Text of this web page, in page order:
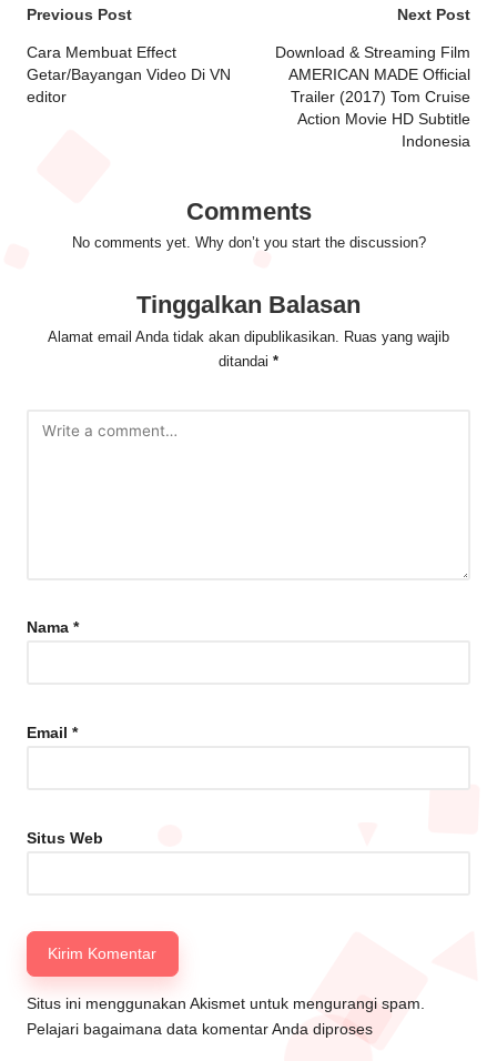
Post
navigation
Previous Post
Cara Membuat Effect
Getar/Bayangan Video Di VN
editor
Next Post
Download & Streaming Film
AMERICAN MADE Official
Trailer (2017) Tom Cruise
Action Movie HD Subtitle
Indonesia
Comments
No comments yet. Why don’t you start the discussion?
Tinggalkan Balasan
Alamat email Anda tidak akan dipublikasikan. Ruas yang wajib
ditandai *
Nama *
Email *
Situs Web
Situs ini menggunakan Akismet untuk mengurangi spam.
Pelajari bagaimana data komentar Anda diproses